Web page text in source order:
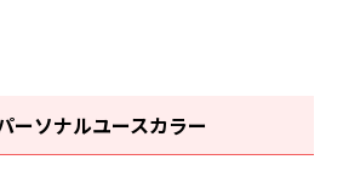
ーソナルユースカラー